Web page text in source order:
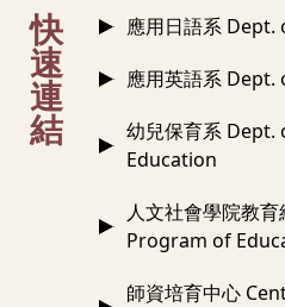
快
速
連
結
應用日語系 Dept.
應用英語系
幼兒保育系 Dept.
Education
人文社會學院教
Program of
師資培育中心